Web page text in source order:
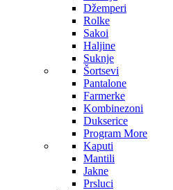
Džemperi
Rolke
Sakoi
Haljine
Suknje
Šortsevi
Pantalone
Farmerke
Kombinezoni
Dukserice
Program More
Kaputi
Mantili
Jakne
Prsluci